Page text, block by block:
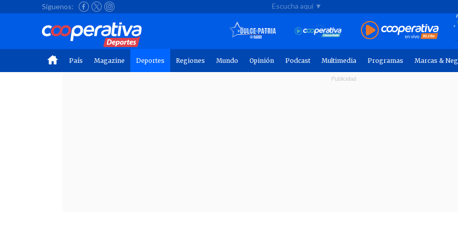
Síguenos: Escucha aquí ▼
País Magazine Deportes Regiones Mundo Opinión Podcast Multimedia Programas Marcas &